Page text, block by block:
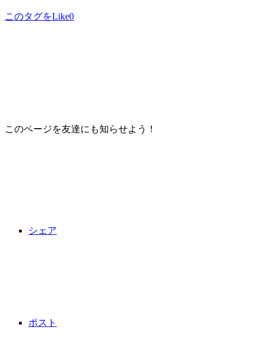
このタグをLike0
このページを友達にも知らせよう！
シェア
ポスト